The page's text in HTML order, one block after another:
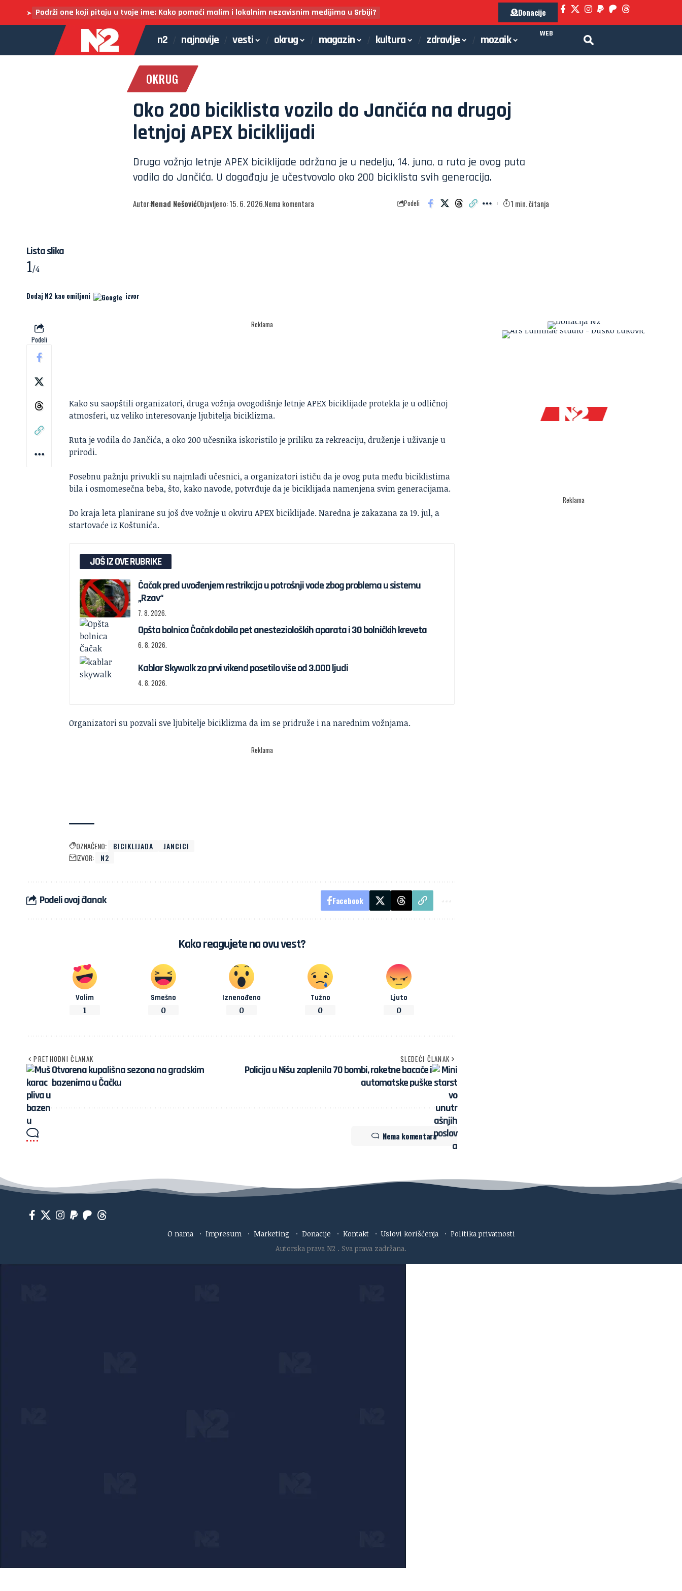
➤ Podrži one koji pitaju u tvoje ime: Kako pomoći malim i lokalnim nezavisnim medijima u Srbiji? Donacije
n2 najnovije vesti okrug magazin kultura zdravlje mozaik WEB
OKRUG
Oko 200 biciklista vozilo do Jančića na drugoj
letnjoj APEX biciklijadi
Druga vožnja letnje APEX biciklijade održana je u nedelju, 14. juna, a ruta je ovog puta
vodila do Jančića. U događaju je učestvovalo oko 200 biciklista svih generacija.
Autor:Nenad NešovićObjavljeno: 15. 6. 2026.Nema komentara Podeli 1 min. čitanja
Lista slika
1/4
Dodaj N2 kao omiljeni izvor
Podeli
Reklama
Kako su saopštili organizatori, druga vožnja ovogodišnje letnje APEX biciklijade protekla je u odličnoj
atmosferi, uz veliko interesovanje ljubitelja biciklizma.
Ruta je vodila do Jančića, a oko 200 učesnika iskoristilo je priliku za rekreaciju, druženje i uživanje u
prirodi.
Posebnu pažnju privukli su najmlađi učesnici, a organizatori ističu da je ovog puta među biciklistima
bila i osmomesečna beba, što, kako navode, potvrđuje da jebiciklijadanamenjena svim generacijama.
Do kraja leta planirane su još dve vožnje u okviru APEX biciklijade. Naredna je zakazana za 19. jul, a
startovaće iz Koštunića.
JOŠ IZ OVE RUBRIKE
Čačak pred uvođenjem restrikcija u potrošnji vode zbog problema u sistemu
„Rzav“
7. 8. 2026.
Opšta bolnica Čačak dobila pet anestezioloških aparata i 30 bolničkih kreveta
6. 8. 2026.
Kablar Skywalk za prvi vikend posetilo više od 3.000 ljudi
4. 8. 2026.
Organizatori su pozvali sve ljubitelje biciklizma da im se pridruže i na narednim vožnjama.
Reklama
OZNAČENO: BICIKLIJADA
JANCICI
IZVOR:
N2
Podeli ovaj članak Facebook
Kako reagujete na ovu vest?
Volim
1
Smešno
0
Iznenađeno
0
Tužno
0
Ljuto
0
PRETHODNI ČLANAK
Otvorena kupališna sezona na gradskim
bazenima u Čačku
SLEDEĆI ČLANAK
Policija u Nišu zaplenila 70 bombi, raketne bacače i
automatske puške
Nema komentara
Reklama
O nama · Impresum · Marketing · Donacije · Kontakt · Uslovi korišćenja · Politika privatnosti
Autorska prava N2 . Sva prava zadržana.